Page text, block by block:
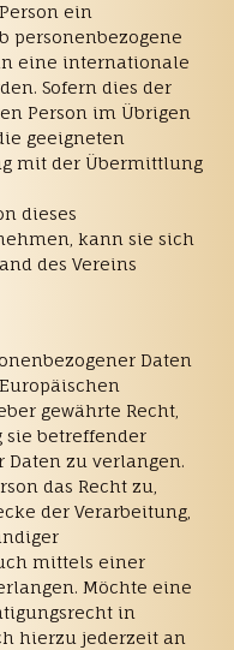
ein
personenbezogene
eine internationale
Sofern dies der
Person im Übrigen
geeigneten
mit der Übermittlung
dieses
kann sie sich
des Vereins
Daten
gewährte Recht,
sie betreffender
zu verlangen.
das Recht zu,
der Verarbeitung,
mittels einer
Möchte eine
in
hierzu jederzeit an